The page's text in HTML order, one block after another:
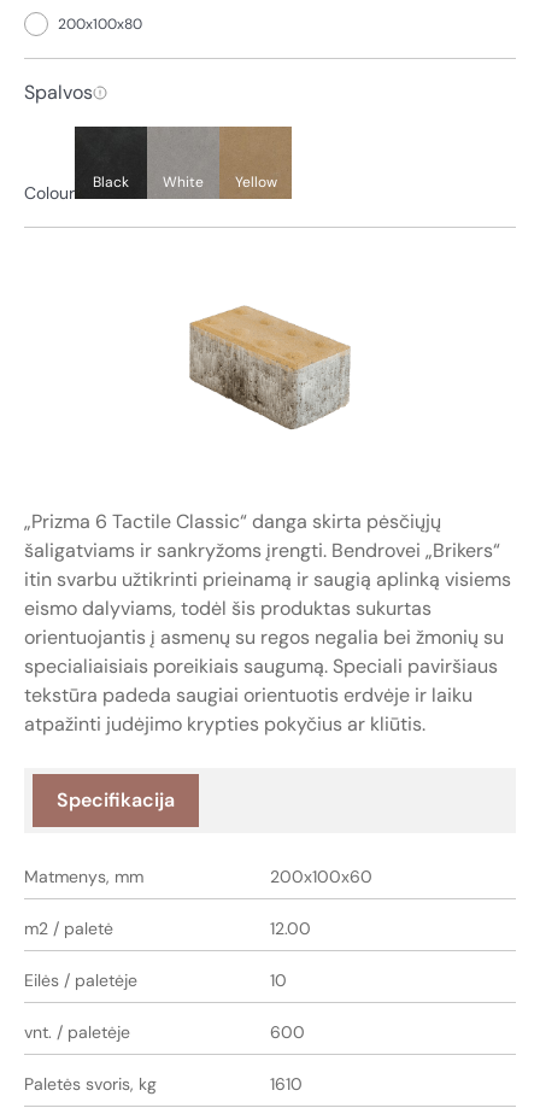
200x100x80
Spalvos
Colour Black White Yellow
„Prizma 6 Tactile Classic“ danga skirta pėsčiųjų
šaligatviams ir sankryžoms įrengti. Bendrovei „Brikers“
itin svarbu užtikrinti prieinamą ir saugią aplinką visiems
eismo dalyviams, todėl šis produktas sukurtas
orientuojantis į asmenų su regos negalia bei žmonių su
specialiaisiais poreikiais saugumą. Speciali paviršiaus
tekstūra padeda saugiai orientuotis erdvėje ir laiku
atpažinti judėjimo krypties pokyčius ar kliūtis.
Specifikacija
Matmenys, mm 200x100x60
m2 / paletė 12.00
Eilės / paletėje 10
vnt. / paletėje 600
Paletės svoris, kg 1610